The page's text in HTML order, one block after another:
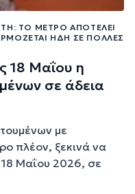
ΤΟ ΜΈΤΡΟ ΑΠΟΤΕΛΕΊ
ΉΔΗ ΣΕ ΠΟΛΛΈΣ
18 Μαΐου η
σε άδεια
με
πλέον, ξεκινά να
Μαΐου 2026, σε